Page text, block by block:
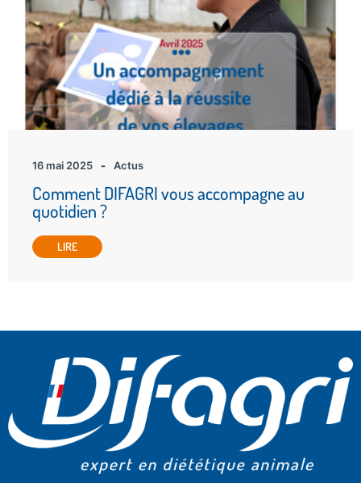
16 mai 2025 - Actus
Comment DIFAGRI vous accompagne au
quotidien ?
LIRE